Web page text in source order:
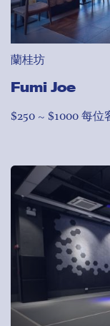
蘭桂坊
Fumi Joe
$250 ~ $1000 每位